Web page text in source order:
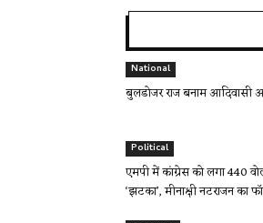
National
बुलडोजर राज बनाम आदिवासी
Political
एमपी में कांग्रेस को लगा 440
‘झटका’, मीनाक्षी नटराजन का